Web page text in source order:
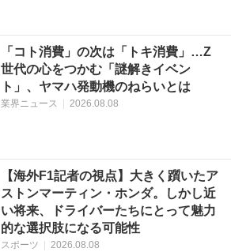
「コト消費」の次は「トキ消費」…Z
世代の心をつかむ「謎解きイベン
ト」、ヤマハ発動機のねらいとは
業界ニュース | 2026.08.08
【海外F1記者の視点】大きく躓いたア
ストンマーティン・ホンダ。しかし近
い将来、ドライバーたちにとって魅力
的な選択肢になる可能性
スポーツ 2026.08.08